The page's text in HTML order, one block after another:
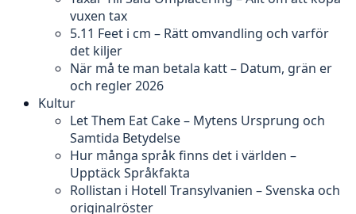
vuxen tax
5.11 Feet i cm – Rätt omvandling och varför
det kiljer
När må te man betala katt – Datum, grän er
och regler 2026
Kultur
Let Them Eat Cake – Mytens Ursprung och
Samtida Betydelse
Hur många språk finns det i världen –
Upptäck Språkfakta
Rollistan i Hotell Transylvanien – Svenska och
originalröster